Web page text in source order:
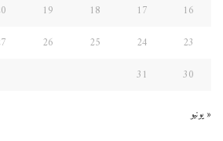
16
17
18
19
23
24
25
26
30
31
« يونيو